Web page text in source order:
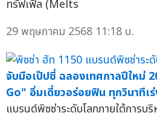
ทรัฟเฟิล (Melts
29 พฤษภาคม 2568 11:18 น.
จับมือเป๊ปซี่ ฉลองเทศกาลปีใหม่
Go" อิ่มเดี่ยวอร่อยฟิน ทุกวินาทีเ
แบรนด์พิซซ่าระดับโลกภายใต้การบริ